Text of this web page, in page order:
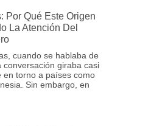
Por Qué Este Origen
La Atención Del
cuando se hablaba de
conversación giraba casi
en torno a países como
Sin embargo, en